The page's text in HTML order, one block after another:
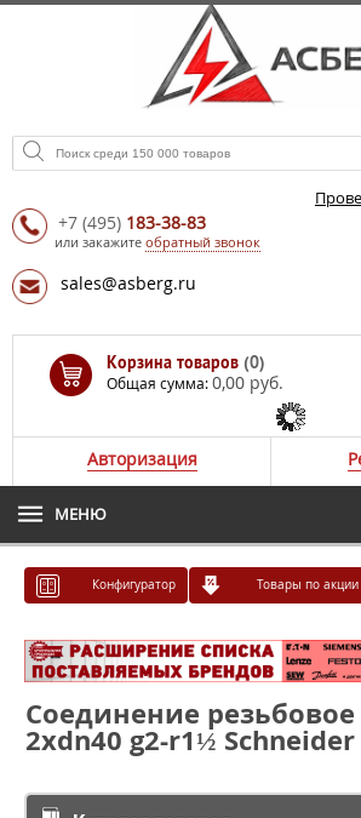
+7 (495) 183-38-83
или закажите обратный звонок
sales@asberg.ru
Корзина товаров (0)
Общая сумма:0,00 руб.
Авторизация
МЕНЮ
Конфигуратор Товары по акции
Соединение
2xdn40 g2-r1½